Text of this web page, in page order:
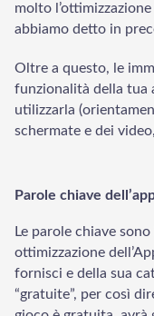
molto
abbiamo detto in
Oltre a questo, le
funzionalità della tua
utilizzarla
schermate e dei
Parole chiave
Le parole chiave
ottimizzazione
fornisci e della sua
“gratuite”, per così
Let's get started.